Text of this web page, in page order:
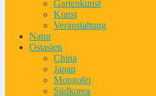
Gartenkunst
Kunst
Veranstaltung
Natur
Ostasien
China
Japan
Mongolei
Südkorea